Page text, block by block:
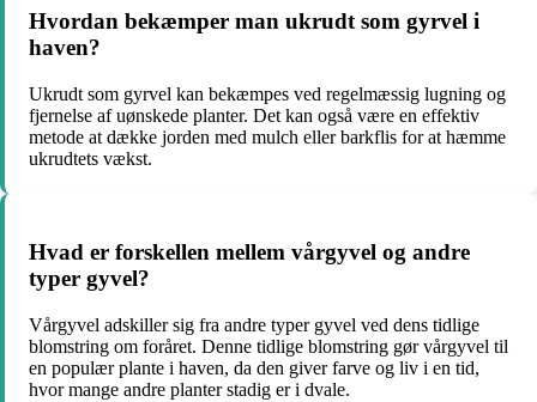
Hvordan bekæmper man ukrudt som gyrvel i
haven?
Ukrudt som gyrvel kan bekæmpes ved regelmæssig lugning og
fjernelse af uønskede planter. Det kan også være en effektiv
metode at dække jorden med mulch eller barkflis for at hæmme
ukrudtets vækst.
Hvad er forskellen mellem vårgyvel og andre
typer gyvel?
Vårgyvel adskiller sig fra andre typer gyvel ved dens tidlige
blomstring om foråret. Denne tidlige blomstring gør vårgyvel til
en populær plante i haven, da den giver farve og liv i en tid,
hvor mange andre planter stadig er i dvale.